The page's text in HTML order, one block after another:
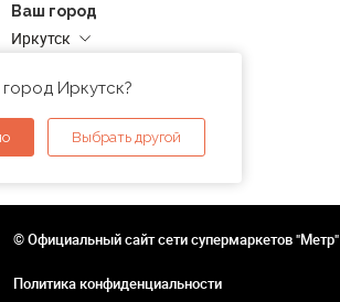
Ваш город
Иркутск
Иркутск?
Выбрать другой
© Официальный сайт сети супермаркетов "Метр"
Политика конфиденциальности